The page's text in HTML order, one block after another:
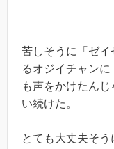
苦しそうに「ゼイ
るオジイチャン
も声をかけたん
い続けた。
とても大丈夫そう